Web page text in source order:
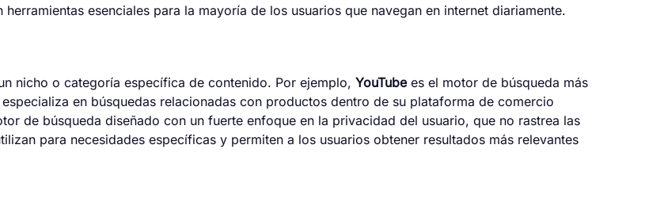
herramientas esenciales para la mayoría de los usuarios que navegan en internet diariamente.
nicho o categoría específica de contenido. Por ejemplo, YouTubees el motor de búsqueda más
especializa en búsquedas relacionadas con productos dentro de su plataforma de comercio
de búsqueda diseñado con un fuerte enfoque en la privacidad del usuario, que no rastrea las
para necesidades específicas y permiten a los usuarios obtener resultados más relevantes